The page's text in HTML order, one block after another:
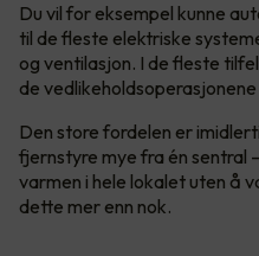
Du vil for eksempel kunne
til de fleste elektriske
og ventilasjon. I de fleste
de
Den store fordelen er
fjernstyre mye fra én sentral
varmen i hele lokalet uten å
dette mer enn nok.